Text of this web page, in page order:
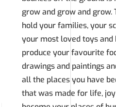
grow and grow and grow.
hold your families, your
your most loved toys and
produce your favourite
drawings and paintings
all the places you have
that was made for life,